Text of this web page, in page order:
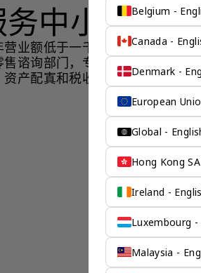
中小企业
业额低于一千万美元的公司设计
售谘询部门，专注于为寻求海外
产配寘和税收策略的公司提供预
Belgium -
Canada -
Denmark -
European
Global -
Hong Kong
Ireland -
Luxembourg -
Malaysia -